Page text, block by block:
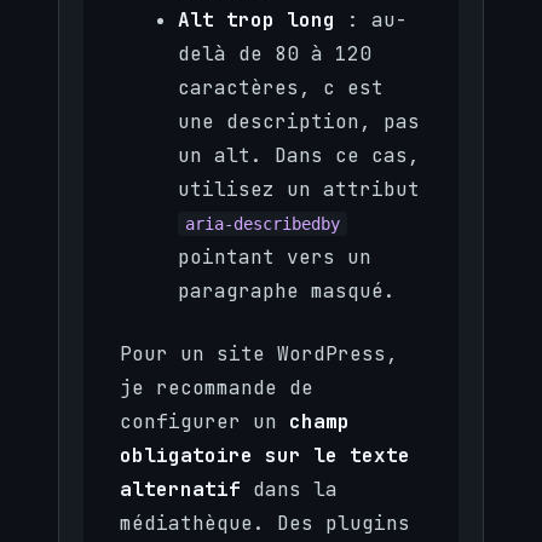
Alt trop long : au-
delà de 80 à 120
caractères, c est
une description, pas
un alt. Dans ce cas,
utilisez un attribut
aria-describedby
pointant vers un
paragraphe masqué.
Pour un site WordPress,
je recommande de
configurer un champ
obligatoire sur le texte
alternatif dans la
médiathèque. Des plugins